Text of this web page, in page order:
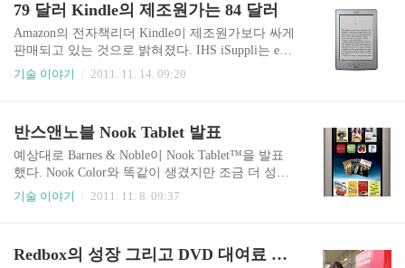
고 있는 1위 통신 사업자다. 영국 Vodafone과의 합
작사인 자회사 Verizon Wireless는 가입자 기준으로
미국 내에서 가장 많은 고객을 가지고 있는 이동통
신사이기도 하다. Verizon은 이미 QPS 서비스의 일
환으로 FiOS라는 브로드밴드 TV 패키지 상품이 있
79 달러 Kindle의 제조원가는 84 달러
Amazon의 전자책리더 Kindle이 제조원가보다 싸게
판매되고 있는 것으로 밝혀졌다. IHS iSuppli는 e-In
k 버전의 Kindle이 79 달러에 판매되고 있지만 제조
여 총 84.25 달러에 생산된다고 분석했다. 부품값의
가장 큰 부분을 차지하는 e-Ink 디스플레이 가격만
30.50 달러에 이른다. 여기에는 Amazon의 기술력,
즉 개발비용이 금액으로 환산되어 포함되어 있지
않다. 디자인, 소프트웨어, 서비스 연결 등의 요소
기술 이야기 2011. 11. 14. 09:20
반스앤노블 Nook Tablet 발표
예상대로 Barnes & Noble이 Nook Tablet™을 발표
했다. Nook Color와 똑같이 생겼지만 조금 더 성능
이 좋으며 Hulu Plus와 Netflix를 지원하는 상위 버
는 400g으로 448g의 Nook Color에 비해 48g이나 가
기술 이야기 2011. 11. 8. 09:37
Redbox의 성장 그리고 DVD 대여료 인상